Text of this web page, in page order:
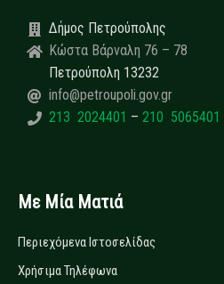
Δήμος Πετρούπολης
Κώστα Βάρναλη 76 – 78
Πετρούπολη 13232
info@petroupoli.gov.gr
213 2024401 – 210 5065401
Με Μία Ματιά
Περιεχόμενα Ιστοσελίδας
Χρήσιμα Τηλέφωνα